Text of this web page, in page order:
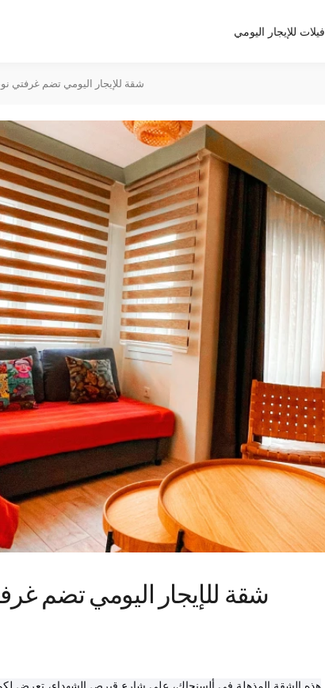
فيلات للإيجار اليومي
شقة للإيجار اليومي تضم غرفتي
شقة للإيجار اليومي تضم